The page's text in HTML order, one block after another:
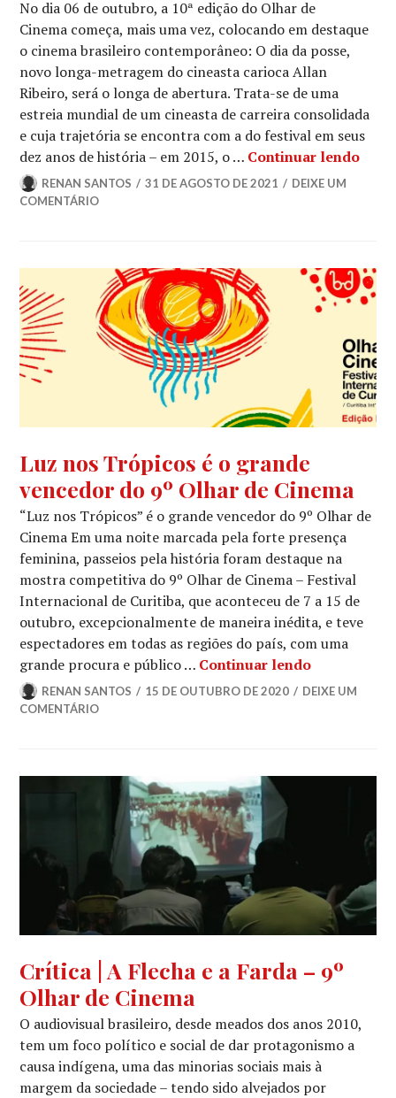
No dia 06 de outubro, a 10ª edição do Olhar de
Cinema começa, mais uma vez, colocando em destaque
o cinema brasileiro contemporâneo: O dia da posse,
novo longa-metragem do cineasta carioca Allan
Ribeiro, será o longa de abertura. Trata-se de uma
estreia mundial de um cineasta de carreira consolidada
e cuja trajetória se encontra com a do festival em seus
dez anos de história – em 2015, o … Continuar lendo“O
RENAN SANTOS 31 DE AGOSTO DE 2021
DEIXE UM
COMENTÁRIO
NOTÍCIAS
NOTÍCIAS
DE
FILMES
Luz nos Trópicos é o grande
vencedor do 9º Olhar de Cinema
“Luz nos Trópicos” é o grande vencedor do 9º Olhar de
Cinema Em uma noite marcada pela forte presença
feminina, passeios pela história foram destaque na
mostra competitiva do 9º Olhar de Cinema – Festival
Internacional de Curitiba, que aconteceu de 7 a 15 de
outubro, excepcionalmente de maneira inédita, e teve
espectadores em todas as regiões do país, com uma
grande procura e público … Continuar lendoLuz nos
RENAN SANTOS 15 DE OUTUBRO DE 2020
DEIXE UM
COMENTÁRIO
CINEMA,
CRÍTICA
CINEMATOGRÁFICA,
OLHARES
Crítica | A Flecha e a Farda – 9º
Olhar de Cinema
O audiovisual brasileiro, desde meados dos anos 2010,
tem um foco político e social de dar protagonismo a
causa indígena, uma das minorias sociais mais à
margem da sociedade – tendo sido alvejados por